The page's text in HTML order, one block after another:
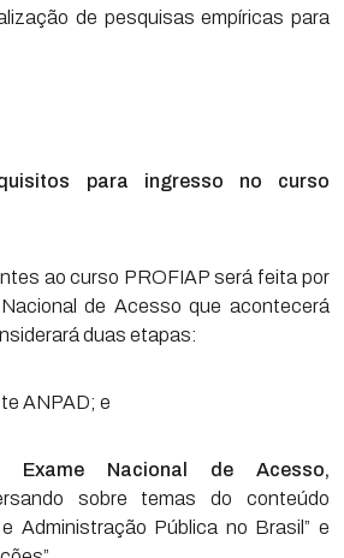
de pesquisas empíricas para
para ingresso no curso
ao curso PROFIAP será feita por
de Acesso que acontecerá
duas etapas:
ANPAD; e
Exame Nacional de Acesso,
sobre temas do conteúdo
Administração Pública no Brasil” e